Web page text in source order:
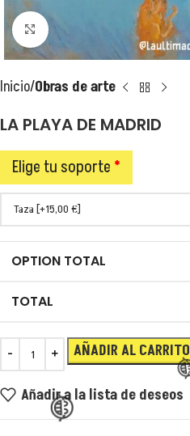
Clic para ampliar
Inicio Obras de arte
LA PLAYA DE MADRID
Elige tu soporte *
OPTION TOTAL
TOTAL
AÑADIR AL CARRITO
Añadir a la lista de deseos